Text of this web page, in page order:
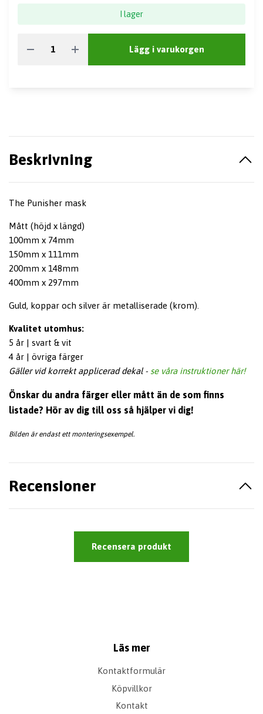
I lager
Lägg i varukorgen
Beskrivning
The Punisher mask
Mått (höjd x längd)
100mm x 74mm
150mm x 111mm
200mm x 148mm
400mm x 297mm
Guld, koppar och silver är metalliserade (krom).
Kvalitet utomhus:
5 år | svart & vit
4 år | övriga färger
Gäller vid korrekt applicerad dekal- se våra instruktioner här!
Önskar du andra färger eller mått än de som finns
listade? Hör av dig till oss så hjälper vi dig!
Bilden är endast ett monteringsexempel.
Recensioner
Recensera produkt
Läs mer
Kontaktformulär
Köpvillkor
Kontakt